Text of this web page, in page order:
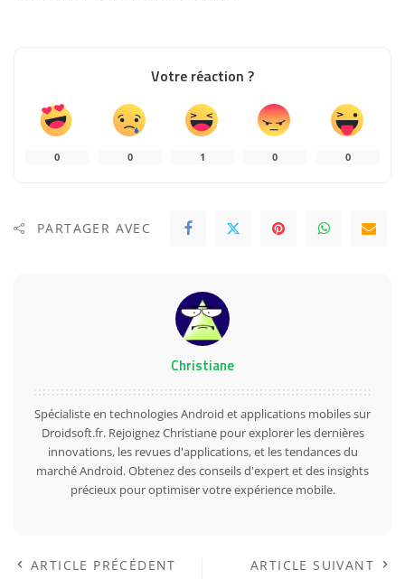
Votre réaction ?
0 0 1 0 0
PARTAGER AVEC
Christiane
Spécialiste en technologies Android et applications mobiles sur
Droidsoft.fr. Rejoignez Christiane pour explorer les dernières
innovations, les revues d'applications, et les tendances du
marché Android. Obtenez des conseils d'expert et des insights
précieux pour optimiser votre expérience mobile.
ARTICLE PRÉCÉDENT ARTICLE SUIVANT